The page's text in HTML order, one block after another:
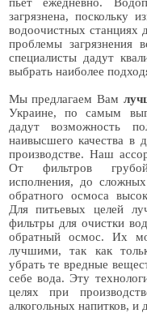
загрязнена, поскольку
водоочистных станциях
проблемы загрязнения
специалисты дадут
выбрать наиболее
Мы предлагаем Вам
Украине, по самым
дадут возможность
наивысшего качества в
производстве. Наш
От фильтров
исполнения, до
обратного осмоса
Для питьевых целей
фильтры для очистки
обратный осмос. Их
лучшими, так как
убрать те вредные
себе вода. Эту
целях при
алкогольных напитков, и